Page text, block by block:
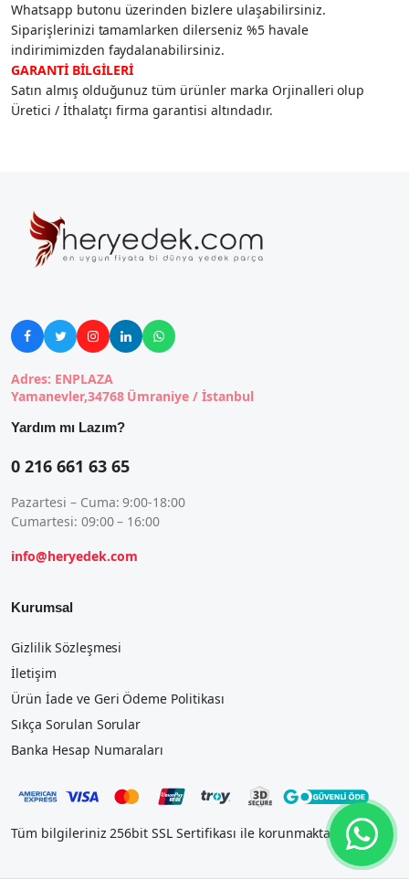
Whatsapp butonu üzerinden bizlere ulaşabilirsiniz.
Siparişlerinizi tamamlarken dilerseniz %5 havale
indirimimizden faydalanabilirsiniz.
GARANTİ BİLGİLERİ
Satın almış olduğunuz tüm ürünler marka Orjinalleri olup
Üretici / İthalatçı firma garantisi altındadır.
    
Adres: ENPLAZA
Yamanevler,34768 Ümraniye / İstanbul
Yardım mı Lazım?
0 216 661 63 65
Pazartesi – Cuma: 9:00-18:00
Cumartesi: 09:00 – 16:00
info@heryedek.com
Kurumsal
Gizlilik Sözleşmesi
İletişim
Ürün İade ve Geri Ödeme Politikası
Sıkça Sorulan Sorular
Banka Hesap Numaraları
Tüm bilgileriniz 256bit SSL Sertifikası ile korunmaktadır.